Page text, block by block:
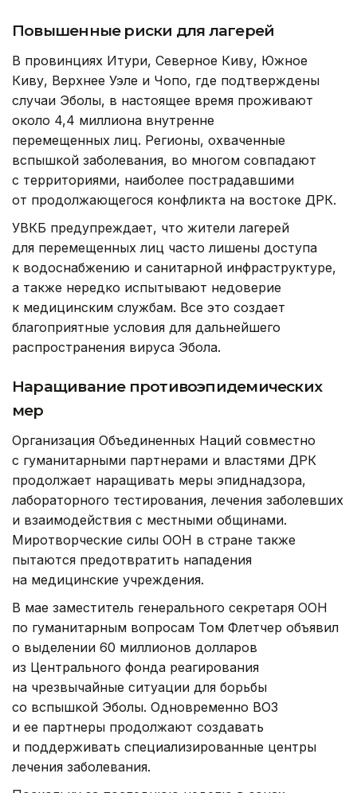
Повышенные риски для лагерей
В провинциях Итури, Северное Киву, Южное
Киву, Верхнее Уэле и Чопо, где подтверждены
случаи Эболы, в настоящее время проживают
около 4,4 миллиона внутренне
перемещенных лиц. Регионы, охваченные
вспышкой заболевания, во многом совпадают
с территориями, наиболее пострадавшими
от продолжающегося конфликта на востоке ДРК.
УВКБ предупреждает, что жители лагерей
для перемещенных лиц часто лишены доступа
к водоснабжению и санитарной инфраструктуре,
а также нередко испытывают недоверие
к медицинским службам. Все это создает
благоприятные условия для дальнейшего
распространения вируса Эбола.
Наращивание противоэпидемических
мер
Организация Объединенных Наций совместно
с гуманитарными партнерами и властями ДРК
продолжает наращивать меры эпиднадзора,
лабораторного тестирования, лечения заболевших
и взаимодействия с местными общинами.
Миротворческие силы ООН в стране также
пытаются предотвратить нападения
на медицинские учреждения.
В мае заместитель генерального секретаря ООН
по гуманитарным вопросам Том Флетчер объявил
о выделении 60 миллионов долларов
из Центрального фонда реагирования
на чрезвычайные ситуации для борьбы
со вспышкой Эболы. Одновременно ВОЗ
и ее партнеры продолжают создавать
и поддерживать специализированные центры
лечения заболевания.